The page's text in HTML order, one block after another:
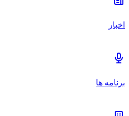
اخبار
برنامه ها